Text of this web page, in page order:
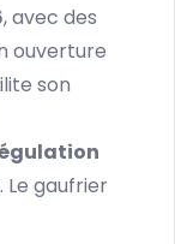
, avec des
ouverture
son
. Le gaufrier